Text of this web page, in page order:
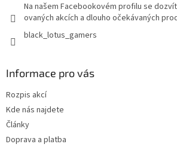
Na našem Facebookovém profilu se
ovaných akcích a dlouho očekávaných
black_lotus_gamers
Informace pro vás
Rozpis akcí
Kde nás najdete
Články
Doprava a platba